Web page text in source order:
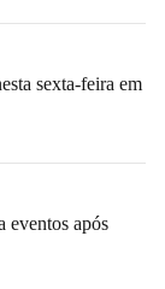
sexta-feira em
eventos após